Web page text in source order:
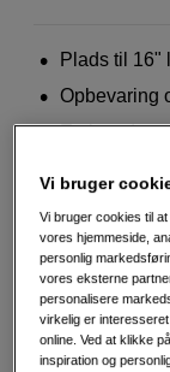
Plads til 16"
Opbevaring
Etui med to
Vælg farve
Vi bruger
Vi bruger cookies til
vores hjemmeside,
personlig
vores eksterne
personalisere
virkelig er
online. Ved at klikke
inspiration og